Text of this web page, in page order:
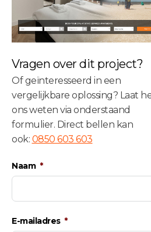
Vragen over dit project?
Of geïnteresseerd in een
vergelijkbare oplossing? Laat
ons weten via onderstaand
formulier. Direct bellen kan
ook: 0850 603 603
Naam
E-mailadres